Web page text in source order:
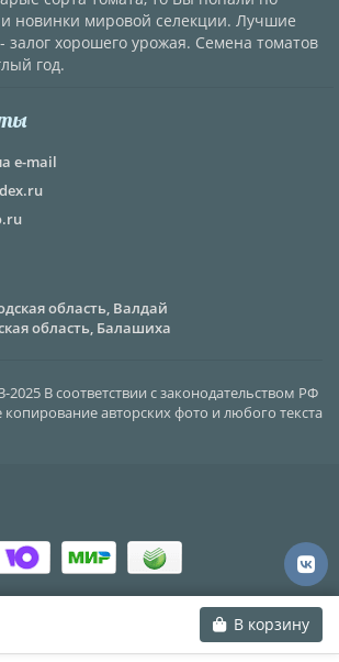
новинки мировой селекции. Лучшие
залог хорошего урожая. Семена томатов
год.
e-mail
область, Валдай
область, Балашиха
В соответствии с законодательством РФ
авторских фото и любого текста
В корзину